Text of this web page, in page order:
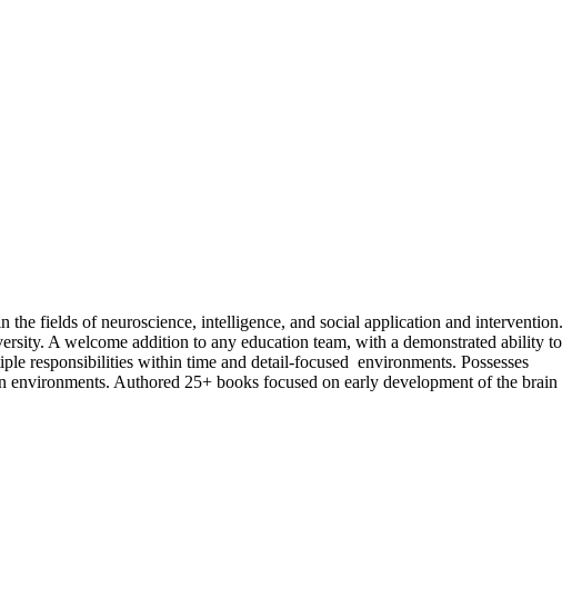
the fields of neuroscience, intelligence, and social application and intervention.
A welcome addition to any education team, with a demonstrated ability to
responsibilities within time and detail-focused environments. Possesses
Authored 25+ books focused on early development of the brain